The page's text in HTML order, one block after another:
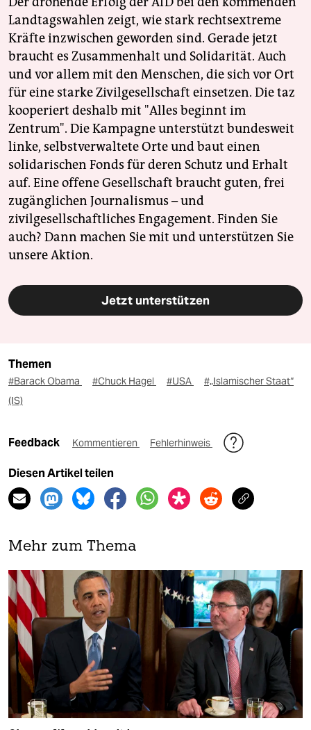
Landtagswahlen zeigt, wie stark rechtsextreme
Kräfte inzwischen geworden sind. Gerade jetzt
braucht es Zusammenhalt und Solidarität. Auch
und vor allem mit den Menschen, die sich vor Ort
für eine starke Zivilgesellschaft einsetzen. Die taz
kooperiert deshalb mit "Alles beginnt im
Zentrum". Die Kampagne unterstützt bundesweit
linke, selbstverwaltete Orte und baut einen
solidarischen Fonds für deren Schutz und Erhalt
auf. Eine offene Gesellschaft braucht guten, frei
zugänglichen Journalismus – und
zivilgesellschaftliches Engagement. Finden Sie
auch? Dann machen Sie mit und unterstützen Sie
unsere Aktion.
Jetzt unterstützen
Themen
#Barack Obama #Chuck Hagel #USA
#„Islamischer Staat“
(IS)
Feedback Kommentieren Fehlerhinweis
Diesen Artikel teilen
Mehr zum Thema